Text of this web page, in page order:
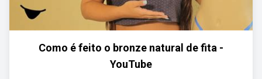
Como é feito o bronze natural de fita -
YouTube